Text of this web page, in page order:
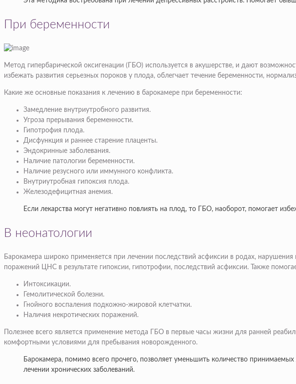
При беременности
Метод гипербарической оксигенации (ГБО) используется в акушерстве, и дают
избежать развития серьезных пороков у плода, облегчает течение беременности,
Какие же основные показания к лечению в барокамере при беременности:
Замедление внутриутробного развития.
Угроза прерывания беременности.
Гипотрофия плода.
Дисфункция и раннее старение плаценты.
Эндокринные заболевания.
Наличие патологии беременности.
Наличие резусного или иммунного конфликта.
Внутриутробная гипоксия плода.
Железодефицитная анемия.
Если лекарства могут негативно повлиять на плод, то ГБО, наоборот, помогает
В неонатологии
Барокамера широко применяется при лечении последствий асфиксии в родах,
поражений ЦНС в результате гипоксии, гипотрофии, последствий асфиксии. Также
Интоксикации.
Гемолитической болезни.
Гнойного воспаления подкожно-жировой клетчатки.
Наличия некротических поражений.
Полезнее всего является применение метода ГБО в первые часы жизни для ранней
комфортными условиями для пребывания новорожденного.
Барокамера, помимо всего прочего, позволяет уменьшить количество
лечении хронических заболеваний.